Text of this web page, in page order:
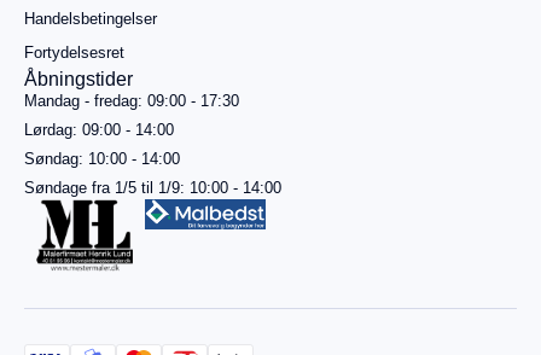
kurv
Handelsbetingelser
Fortydelsesret
Åbningstider
Mandag - fredag: 09:00 - 17:30
Lørdag: 09:00 - 14:00
Søndag: 10:00 - 14:00
Søndage fra 1/5 til 1/9: 10:00 - 14:00